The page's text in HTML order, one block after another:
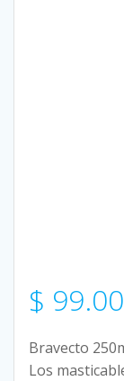
$
Bravecto
Los